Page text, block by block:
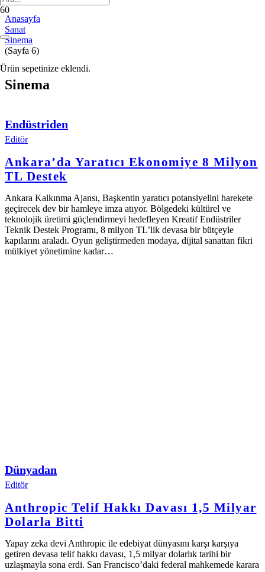
Ürün sepetinize eklendi.
Anasayfa
Sanat
Sinema
(Sayfa 6)
Sinema
Endüstriden
Editör
Ankara’da Yaratıcı Ekonomiye 8 Milyon
TL Destek
Ankara Kalkınma Ajansı, Başkentin yaratıcı potansiyelini harekete
geçirecek dev bir hamleye imza atıyor. Bölgedeki kültürel ve
teknolojik üretimi güçlendirmeyi hedefleyen Kreatif Endüstriler
Teknik Destek Programı, 8 milyon TL’lik devasa bir bütçeyle
kapılarını araladı. Oyun geliştirmeden modaya, dijital sanattan fikri
mülkiyet yönetimine kadar…
Dünyadan
Editör
Anthropic Telif Hakkı Davası 1,5 Milyar
Dolarla Bitti
Yapay zeka devi Anthropic ile edebiyat dünyasını karşı karşıya
getiren devasa telif hakkı davası, 1,5 milyar dolarlık tarihi bir
uzlaşmayla sona erdi. San Francisco’daki federal mahkemede karara